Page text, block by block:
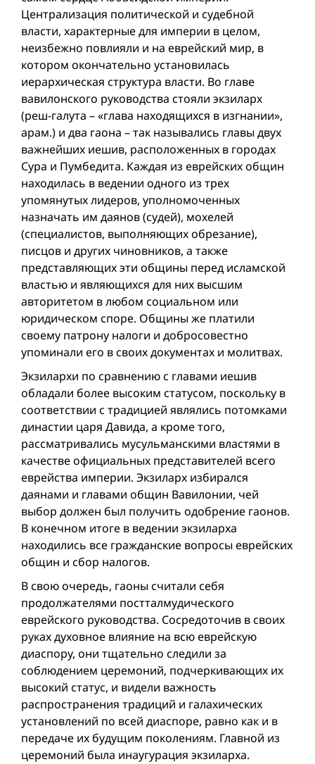
Централизация политической и судебной
власти, характерные для империи в целом,
неизбежно повлияли и на еврейский мир, в
котором окончательно установилась
иерархическая структура власти. Во главе
вавилонского руководства стояли экзиларх
(реш-галута – «глава находящихся в изгнании»,
арам.) и два гаона – так назывались главы двух
важнейших иешив, расположенных в городах
Сура и Пумбедита. Каждая из еврейских общин
находилась в ведении одного из трех
упомянутых лидеров, уполномоченных
назначать им даянов (судей), мохелей
(специалистов, выполняющих обрезание),
писцов и других чиновников, а также
представляющих эти общины перед исламской
властью и являющихся для них высшим
авторитетом в любом социальном или
юридическом споре. Общины же платили
своему патрону налоги и добросовестно
упоминали его в своих документах и молитвах.
Экзилархи по сравнению с главами иешив
обладали более высоким статусом, поскольку в
соответствии с традицией являлись потомками
династии царя Давида, а кроме того,
рассматривались мусульманскими властями в
качестве официальных представителей всего
еврейства империи. Экзиларх избирался
даянами и главами общин Вавилонии, чей
выбор должен был получить одобрение гаонов.
В конечном итоге в ведении экзиларха
находились все гражданские вопросы еврейских
общин и сбор налогов.
В свою очередь, гаоны считали себя
продолжателями постталмудического
еврейского руководства. Сосредоточив в своих
руках духовное влияние на всю еврейскую
диаспору, они тщательно следили за
соблюдением церемоний, подчеркивающих их
высокий статус, и видели важность
распространения традиций и галахических
установлений по всей диаспоре, равно как и в
передаче их будущим поколениям. Главной из
церемоний была инаугурация экзиларха.